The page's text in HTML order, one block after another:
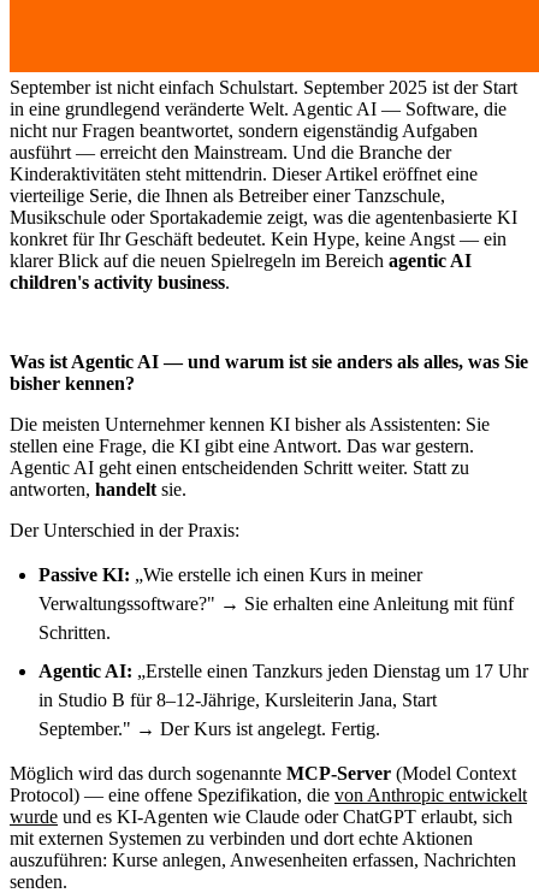
September ist nicht einfach Schulstart. September 2025 ist der Start
in eine grundlegend veränderte Welt. Agentic AI — Software, die
nicht nur Fragen beantwortet, sondern eigenständig Aufgaben
ausführt — erreicht den Mainstream. Und die Branche der
Kinderaktivitäten steht mittendrin. Dieser Artikel eröffnet eine
vierteilige Serie, die Ihnen als Betreiber einer Tanzschule,
Musikschule oder Sportakademie zeigt, was die agentenbasierte KI
konkret für Ihr Geschäft bedeutet. Kein Hype, keine Angst — ein
klarer Blick auf die neuen Spielregeln im Bereich agentic AI
children's activity business.
Was ist Agentic AI — und warum ist sie anders als alles, was Sie
bisher kennen?
Die meisten Unternehmer kennen KI bisher als Assistenten: Sie
stellen eine Frage, die KI gibt eine Antwort. Das war gestern.
Agentic AI geht einen entscheidenden Schritt weiter. Statt zu
antworten, handelt sie.
Der Unterschied in der Praxis:
Passive KI: „Wie erstelle ich einen Kurs in meiner
Verwaltungssoftware?" → Sie erhalten eine Anleitung mit fünf
Schritten.
Agentic AI: „Erstelle einen Tanzkurs jeden Dienstag um 17 Uhr
in Studio B für 8–12-Jährige, Kursleiterin Jana, Start
September." → Der Kurs ist angelegt. Fertig.
Möglich wird das durch sogenannte MCP-Server (Model Context
Protocol) — eine offene Spezifikation, die von Anthropic entwickelt
wurde und es KI-Agenten wie Claude oder ChatGPT erlaubt, sich
mit externen Systemen zu verbinden und dort echte Aktionen
auszuführen: Kurse anlegen, Anwesenheiten erfassen, Nachrichten
senden.